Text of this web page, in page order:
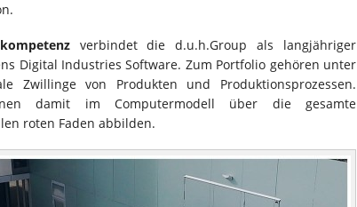
verbindet die d.u.h.Group als langjähriger
Digital Industries Software. Zum Portfolio gehören unter
Zwillinge von Produkten und Produktionsprozessen.
damit im Computermodell über die gesamte
roten Faden abbilden.